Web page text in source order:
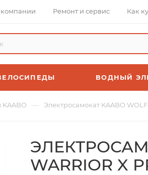
Ремонт и сервис Как
ВОДНЫЙ
KAABO — Электросамокат KAABO WOLF
WARRIOR X